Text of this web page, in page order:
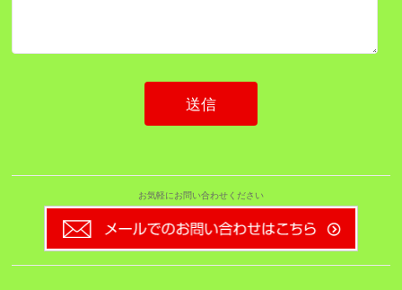
お気軽にお問い合わせください